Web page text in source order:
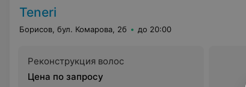
Teneri
Борисов, бул. Комарова, 2б до 20:00
Реконструкция волос
Цена по запросу